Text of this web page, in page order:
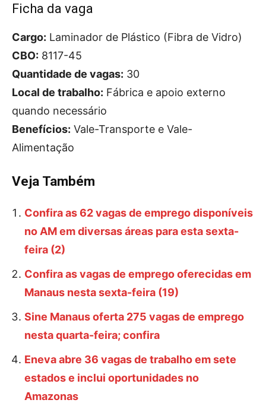
Ficha da vaga
Cargo: Laminador de Plástico (Fibra de Vidro)
CBO: 8117-45
Quantidade de vagas: 30
Local de trabalho: Fábrica e apoio externo
quando necessário
Benefícios: Vale-Transporte e Vale-
Alimentação
Veja Também
Confira as 62 vagas de emprego disponíveis
no AM em diversas áreas para esta sexta-
feira (2)
Confira as vagas de emprego oferecidas em
Manaus nesta sexta-feira (19)
Sine Manaus oferta 275 vagas de emprego
nesta quarta-feira; confira
Eneva abre 36 vagas de trabalho em sete
estados e inclui oportunidades no
Amazonas